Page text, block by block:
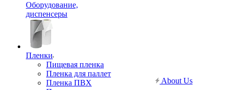
Оборудование,
диспенсеры
Пленки
Пищевая пленка
Пленка для паллет
Пленка ПВХ
About Us